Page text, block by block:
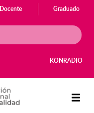
Docente Graduado
KONRADIO